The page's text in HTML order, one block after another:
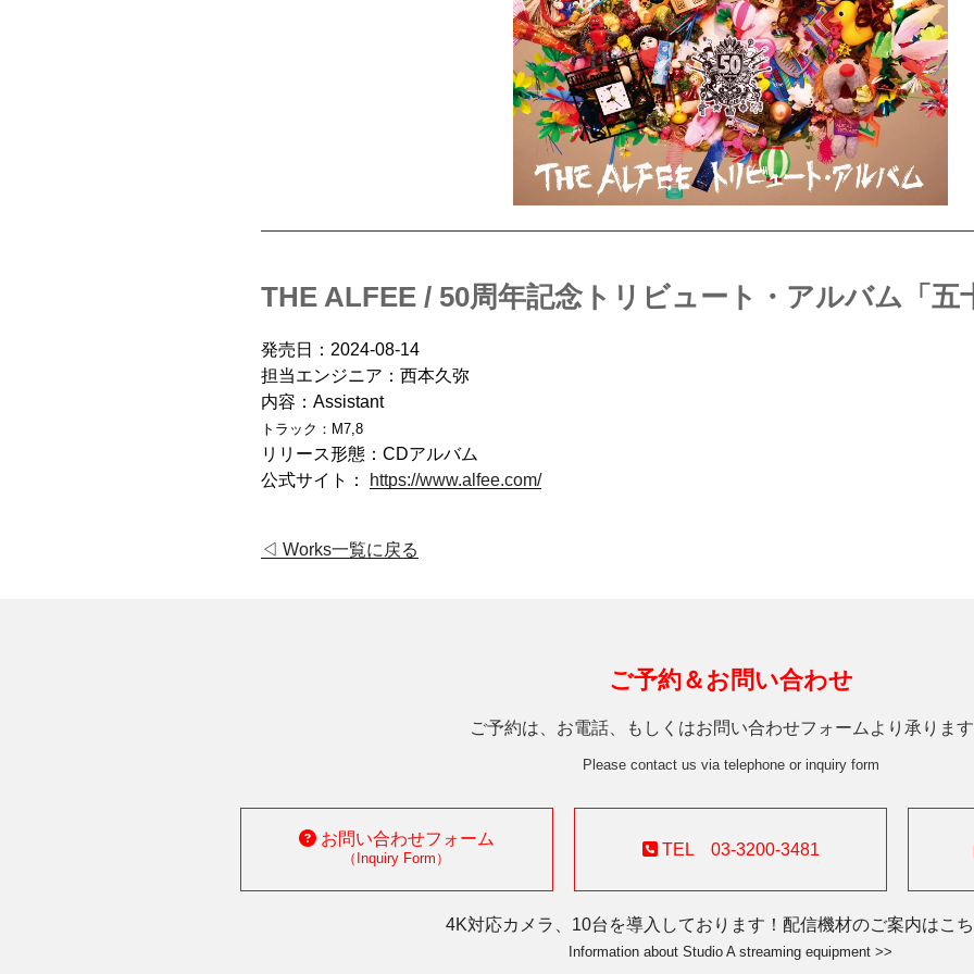
THE ALFEE / 50周年記念トリビュート・アルバム「五
発売日：2024-08-14
担当エンジニア：西本久弥
内容：Assistant
トラック：M7,8
リリース形態：CDアルバム
公式サイト：
https://www.alfee.com/
◁ Works一覧に戻る
ご予約＆お問い合わせ
ご予約は、お電話、もしくはお問い合わせフォームより承ります
Please contact us via telephone or inquiry form
お問い合わせフォーム
（Inquiry Form） TEL 03-3200-3481
4K対応カメラ、10台を導入しております！配信機材のご案内はこ
Information about Studio A streaming equipment >>